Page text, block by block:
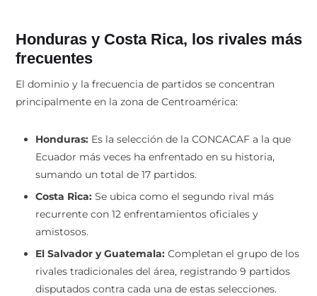
Honduras y Costa Rica, los rivales más
frecuentes
El dominio y la frecuencia de partidos se concentran
principalmente en la zona de Centroamérica:
Honduras: Es la selección de la CONCACAF a la que
Ecuador más veces ha enfrentado en su historia,
sumando un total de 17 partidos.
Costa Rica: Se ubica como el segundo rival más
recurrente con 12 enfrentamientos oficiales y
amistosos.
El Salvador y Guatemala: Completan el grupo de los
rivales tradicionales del área, registrando 9 partidos
disputados contra cada una de estas selecciones.